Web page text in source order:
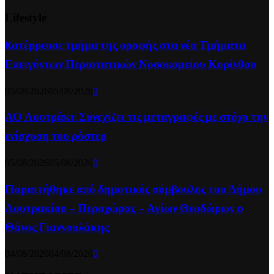
Kατέρρευσε τμήμα της οροφής στα νέα Τμήματα
Επειγόντων Περιστατικών Νοσοκομείου Κορίνθου
0
ΑΟ Λουτράκι: Συνεχίζει τις μεταγραφές με στόχο την
ενίσχυση του ρόστερ
0
Παραιτήθηκε από δημοτικός σύμβουλος του Δήμου
Λουτρακίου – Περαχώρας – Αγίων Θεοδώρων o
Θάνος Γιαννουλάκης
0